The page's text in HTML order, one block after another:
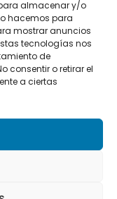
almacenar y/o
hacemos para
mostrar anuncios
tecnologías nos
de
consentir o retirar el
a ciertas